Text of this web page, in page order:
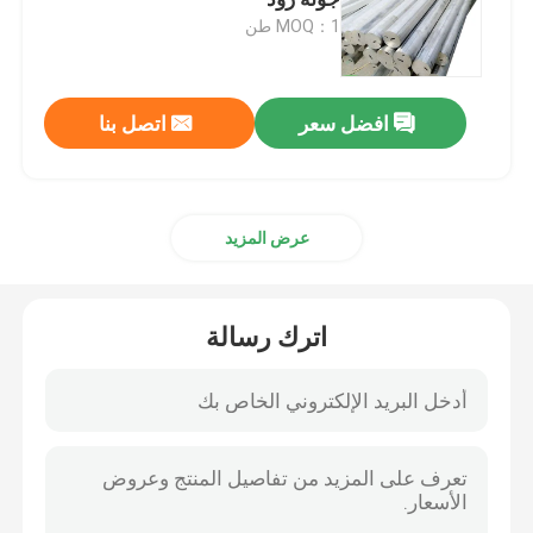
انبوب مقاوم للصدأ
لفائف الفولاذ المقاوم للصدأ
شريط الألمنيوم الصلب
MOQ：1 طن
افضل سعر اتصل بنا
عرض المزيد
اترك رسالة